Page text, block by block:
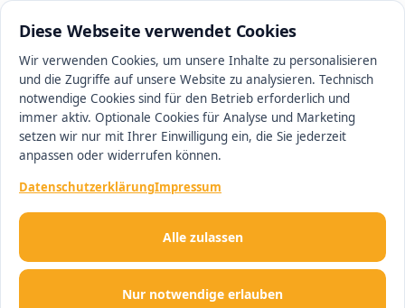
Diese Webseite verwendet Cookies
Wir verwenden Cookies, um unsere Inhalte zu personalisieren
und die Zugriffe auf unsere Website zu analysieren. Technisch
notwendige Cookies sind für den Betrieb erforderlich und
immer aktiv. Optionale Cookies für Analyse und Marketing
setzen wir nur mit Ihrer Einwilligung ein, die Sie jederzeit
anpassen oder widerrufen können.
DatenschutzerklärungImpressum
Nur notwendige erlauben
Alle zulassen